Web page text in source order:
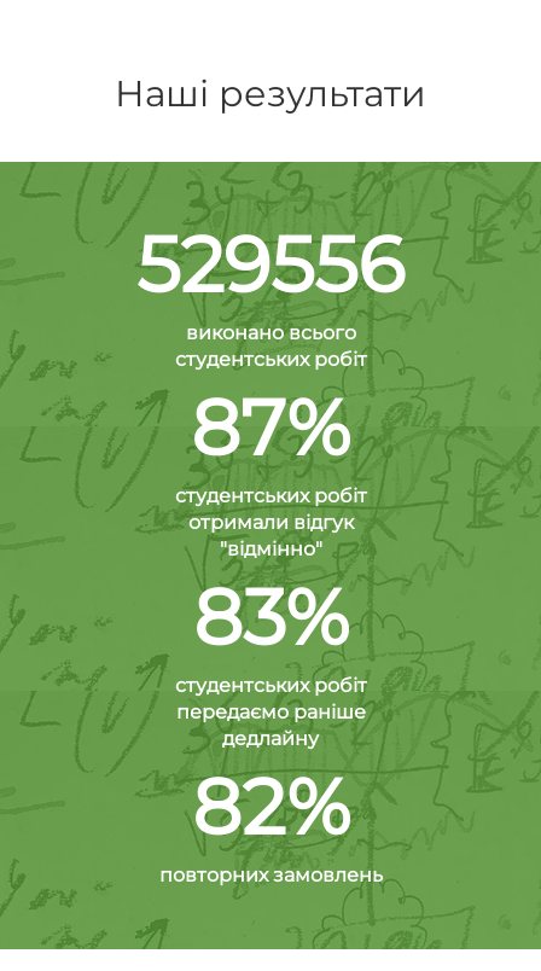
Наші результати
529556
виконано всього
студентських робіт
87%
студентських робіт
отримали відгук
"відмінно"
83%
студентських робіт
передаємо раніше
дедлайну
82%
повторних замовлень